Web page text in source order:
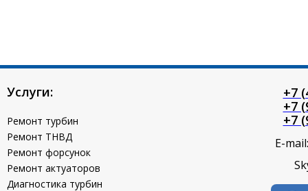
Услуги:
Ремонт турбин
Ремонт ТНВД
Ремонт форсунок
Ремонт актуаторов
Диагностика турбин
+7
+7
+7
E-